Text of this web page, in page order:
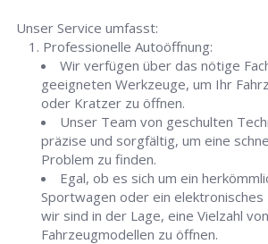
Unser Service umfasst:
Professionelle Autoöffnung:
Wir verfügen über das nötige
geeigneten Werkzeuge, um Ihr
oder Kratzer zu öffnen.
Unser Team von geschulten
präzise und sorgfältig, um eine
Problem zu finden.
Egal, ob es sich um ein
Sportwagen oder ein elektronisches
wir sind in der Lage, eine Vielzahl von
Fahrzeugmodellen zu öffnen.